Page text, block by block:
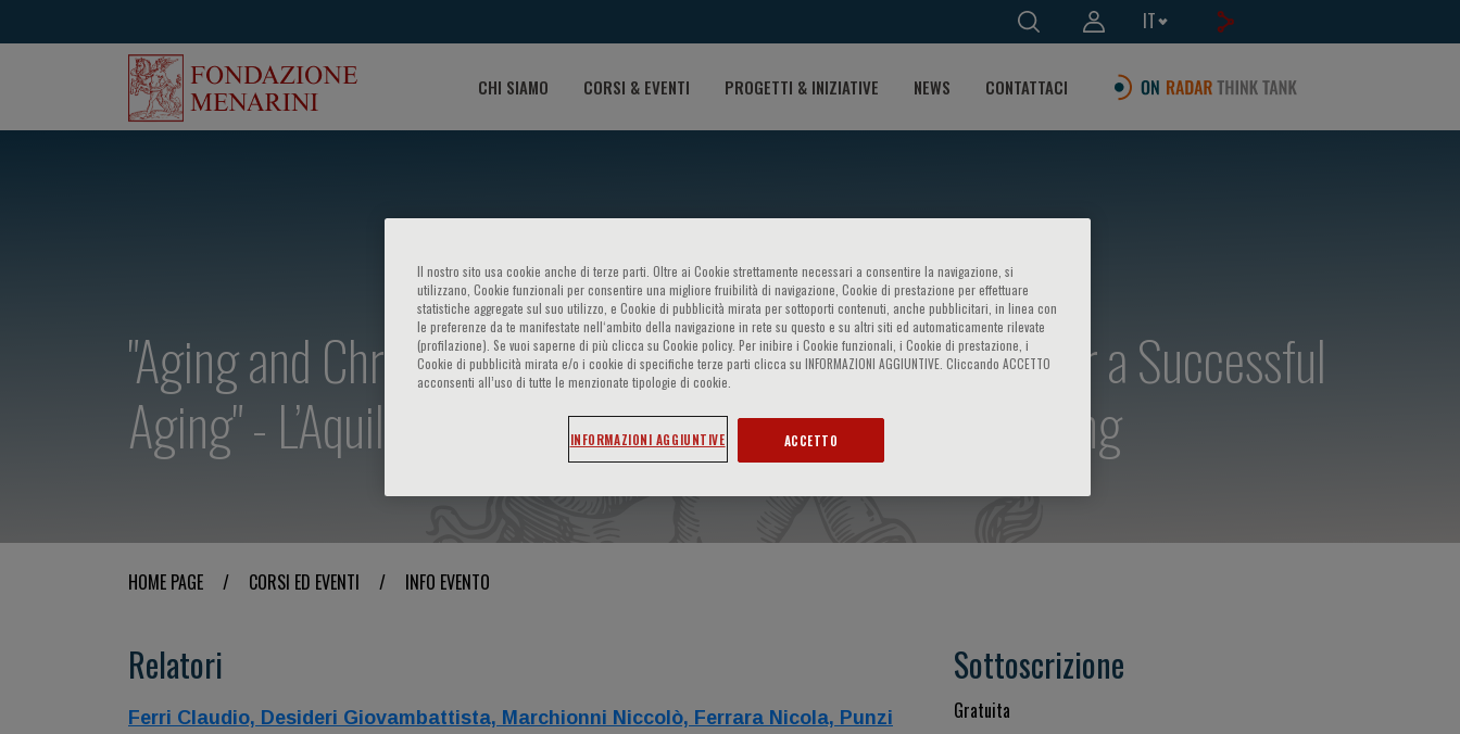
IT
CHI SIAMO CORSI & EVENTI PROGETTI & INIZIATIVE NEWS CONTATTACI
"Aging and Chronic Diseases. Intervention Strategies for a Successful
Aging" - L’Aquila Award for Research on Successful Aging
HOME PAGE / CORSI ED EVENTI / INFO EVENTO
Relatori
Ferri Claudio, Desideri Giovambattista, Marchionni Niccolò, Ferrara Nicola, Punzi
Sottoscrizione
Gratuita
Il nostro sito usa cookie anche di terze parti. Oltre ai Cookie strettamente necessari a consentire la navigazione, si
utilizzano, Cookie funzionali per consentire una migliore fruibilità di navigazione, Cookie di prestazione per effettuare
statistiche aggregate sul suo utilizzo, e Cookie di pubblicità mirata per sottoporti contenuti, anche pubblicitari, in linea con
le preferenze da te manifestate nell‘ambito della navigazione in rete su questo e su altri siti ed automaticamente rilevate
(profilazione). Se vuoi saperne di più clicca su Cookie policy. Per inibire i Cookie funzionali, i Cookie di prestazione, i
Cookie di pubblicità mirata e/o i cookie di specifiche terze parti clicca su INFORMAZIONI AGGIUNTIVE. Cliccando ACCETTO
acconsenti all’uso di tutte le menzionate tipologie di cookie.
INFORMAZIONI AGGIUNTIVE ACCETTO